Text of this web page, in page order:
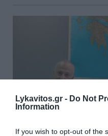
Lykavitos.gr - Do Not
Information
If you wish to opt-out of the